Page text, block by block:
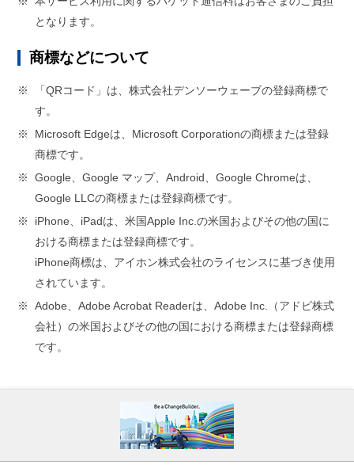
となります。
商標などについて
※
「QRコード」は、株式会社デンソーウェーブの登録商標で
す。
※
Microsoft Edgeは、Microsoft Corporationの商標または登録
商標です。
※
Google、Google マップ、Android、Google Chromeは、
Google LLCの商標または登録商標です。
※
iPhone、iPadは、米国Apple Inc.の米国およびその他の国に
おける商標または登録商標です。
iPhone商標は、アイホン株式会社のライセンスに基づき使用
されています。
※
Adobe、Adobe Acrobat Readerは、Adobe Inc.（アドビ株式
会社）の米国およびその他の国における商標または登録商標
です。